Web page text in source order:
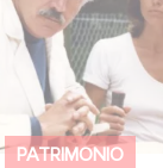
PATRIMONIO